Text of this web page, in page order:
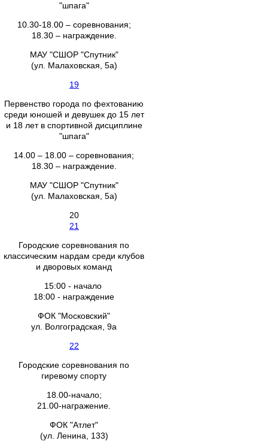
"шпага"
10.30-18.00 – соревнования;
18.30 – награждение.
МАУ "СШОР "Спутник"
(ул. Малаховская, 5а)
19
Первенство города по фехтованию
среди юношей и девушек до 15 лет
и 18 лет в спортивной дисциплине
"шпага"
14.00 – 18.00 – соревнования;
18.30 – награждение.
МАУ "СШОР "Спутник"
(ул. Малаховская, 5а)
20
21
Городские соревнования по
классическим нардам среди клубов
и дворовых команд
15:00 - начало
18:00 - награждение
ФОК "Московский"
ул. Волгоградская, 9а
22
Городские соревнования по
гиревому спорту
18.00-начало;
21.00-награжение.
ФОК "Атлет"
(ул. Ленина, 133)